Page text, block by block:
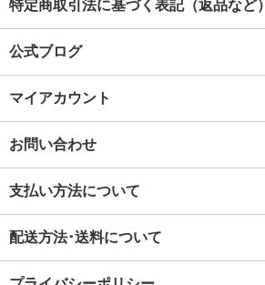
特定商取引法に基づく表記（返品など）
公式ブログ
マイアカウント
お問い合わせ
支払い方法について
配送方法･送料について